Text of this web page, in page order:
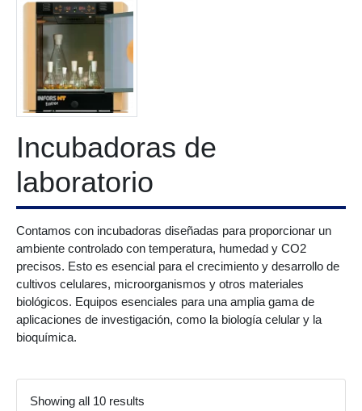
Incubadoras de
laboratorio
Contamos con incubadoras diseñadas para proporcionar un
ambiente controlado con temperatura, humedad y CO2
precisos. Esto es esencial para el crecimiento y desarrollo de
cultivos celulares, microorganismos y otros materiales
biológicos. Equipos esenciales para una amplia gama de
aplicaciones de investigación, como la biología celular y la
bioquímica.
Showing all 10 results